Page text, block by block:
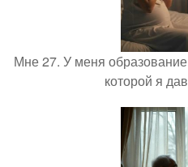
Мне 27. У меня
которой я